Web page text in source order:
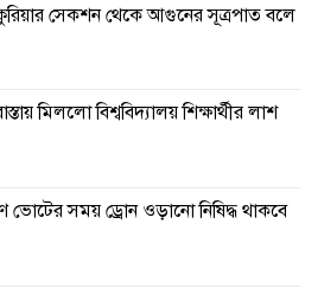
সেকশন থেকে আগুনের সূত্রপাত বলে
মিললো বিশ্ববিদ্যালয় শিক্ষার্থীর লাশ
ভোটের সময় ড্রোন ওড়ানো নিষিদ্ধ থাকবে